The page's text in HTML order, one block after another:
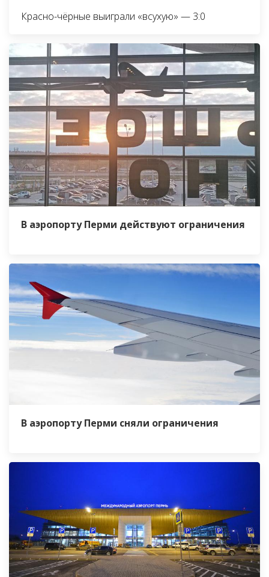
Красно-чёрные выиграли «всухую» — 3:0
В аэропорту Перми действуют ограничения
В аэропорту Перми сняли ограничения